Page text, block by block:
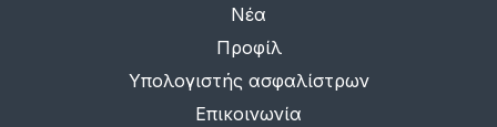
Νέα
Προφίλ
Υπολογιστής ασφαλίστρων
Επικοινωνία